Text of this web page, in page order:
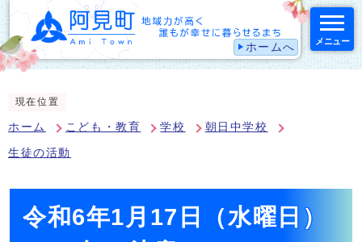
ホームへ メニュー
現在位置
ホーム こども・教育 学校 朝日中学校
生徒の活動
令和6年1月17日（水曜日）